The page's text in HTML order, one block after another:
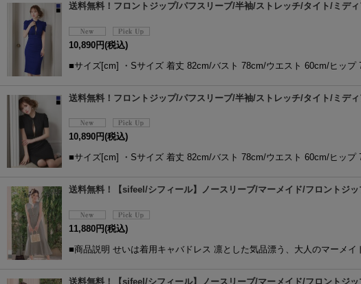
送料無料！フロントジップ/パフスリーブ/半袖/ストレッチ/タイト/ミデ
10,890 円(税込)
■サイズ[cm] ・Sサイズ 着丈 82cm/バスト 78cm/ウエスト 60cm/ヒッ
送料無料！フロントジップ/パフスリーブ/半袖/ストレッチ/タイト/ミデ
10,890 円(税込)
■サイズ[cm] ・Sサイズ 着丈 82cm/バスト 78cm/ウエスト 60cm/ヒッ
送料無料！【sifeel/シフィール】ノースリーブ/マーメイド/フロントジ
11,880円(税込)
■商品説明 せいは着用キャバドレス 凛とした気品漂う、大人のマーメ
送料無料！【sifeel/シフィール】ノースリーブ/マーメイド/フロントジ